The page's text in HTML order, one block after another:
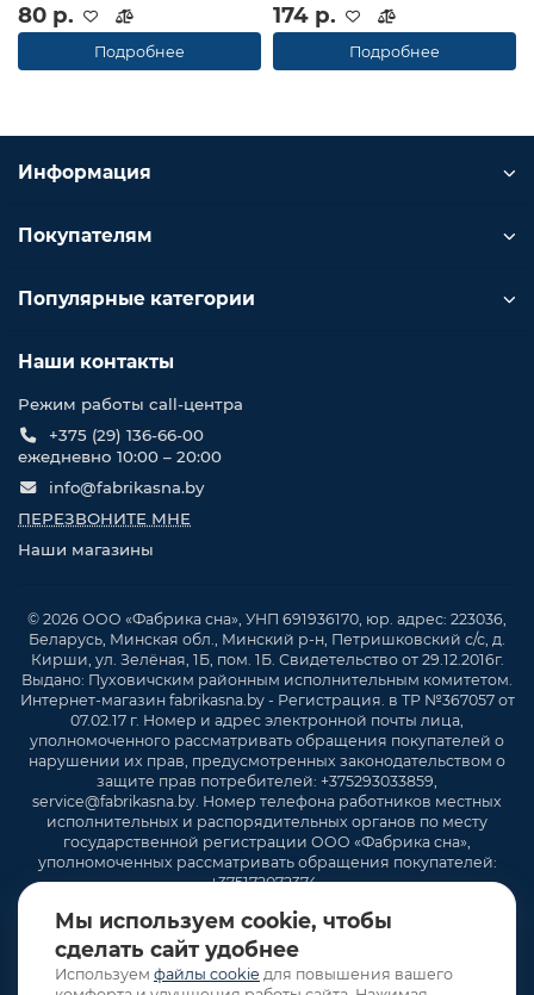
80 р.
Подробнее
174 р.
Подробнее
Мы используем cookie, чтобы
сделать сайт удобнее
Используем файлы cookie для повышения вашего
Информация
Покупателям
Популярные категории
Наши контакты
Режим работы call-центра
+375 (29) 136-66-00
ежедневно 10:00 – 20:00
info@fabrikasna.by
ПЕРЕЗВОНИТЕ МНЕ
Наши магазины
© 2026 ООО «Фабрика сна», УНП 691936170, юр. адрес: 223036,
Беларусь, Минская обл., Минский р-н, Петришковский с/с, д.
Кирши, ул. Зелёная, 1Б, пом. 1Б. Свидетельство от 29.12.2016г.
Выдано: Пуховичским районным исполнительным комитетом.
Интернет-магазин fabrikasna.by - Регистрация. в ТР №367057 от
07.02.17 г. Номер и адрес электронной почты лица,
уполномоченного рассматривать обращения покупателей о
нарушении их прав, предусмотренных законодательством о
защите прав потребителей: +375293033859,
service@fabrikasna.by. Номер телефона работников местных
исполнительных и распорядительных органов по месту
государственной регистрации ООО «Фабрика сна»,
уполномоченных рассматривать обращения покупателей:
+375172072374 .